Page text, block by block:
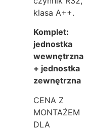
klasa A++.
Komplet:
jednostka
wewnętrzna
+ jednostka
zewnętrzna
CENA Z
MONTAŻEM
DLA